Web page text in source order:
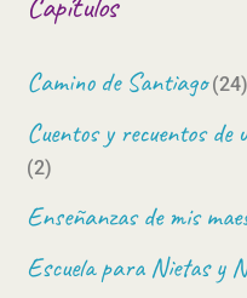
Camino de Santiago(24)
Cuentos y recuentos
(2)
Enseñanzas de mis
Escuela para Nietas y